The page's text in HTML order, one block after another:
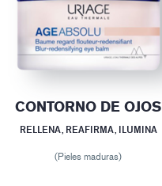
CONTORNO DE OJOS
RELLENA, REAFIRMA, ILUMINA
(Pieles maduras)